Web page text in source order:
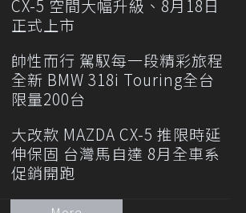
CX-5 空間大幅升級、8月18日
正式上市
帥性而行 駕馭每一段精彩旅程
全新 BMW 318i Touring全台
限量200台
大改款 MAZDA CX-5 推限時延
伸保固 台灣馬自達 8月全車系
促銷開跑